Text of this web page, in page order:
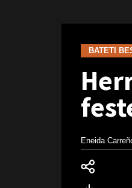
BATETI
Eneida